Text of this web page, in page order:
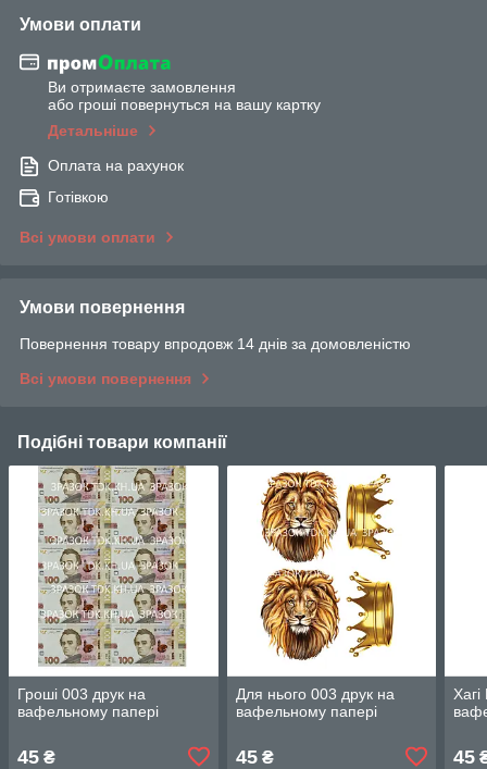
Умови оплати
Ви отримаєте замовлення
або гроші повернуться на вашу картку
Детальніше
Оплата на рахунок
Готівкою
Всі умови оплати
Умови повернення
Повернення товару впродовж 14 днів за домовленістю
Всі умови повернення
Подібні товари компанії
Гроші 003 друк на
вафельному папері
45 ₴
Для нього 003 друк на
вафельному папері
45₴ 45